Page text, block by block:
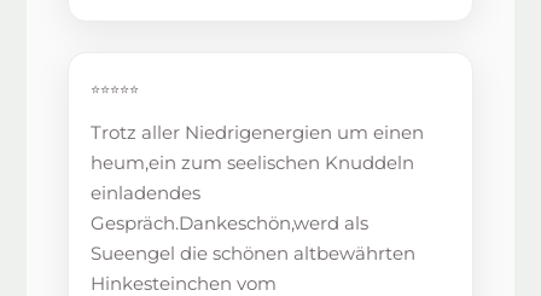
⭐⭐⭐⭐⭐
Trotz aller Niedrigenergien um einen
heum,ein zum seelischen Knuddeln
einladendes
Gespräch.Dankeschön,werd als
Sueengel die schönen altbewährten
Hinkesteinchen vom